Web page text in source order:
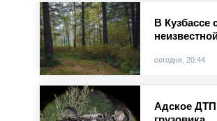
В Кузбассе
сегодня, 20:44
Адское ДТП